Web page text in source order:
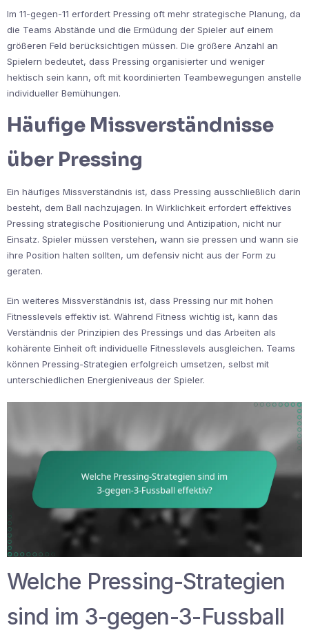
Im 11-gegen-11 erfordert Pressing oft mehr strategische Planung, da
die Teams Abstände und die Ermüdung der Spieler auf einem
größeren Feld berücksichtigen müssen. Die größere Anzahl an
Spielern bedeutet, dass Pressing organisierter und weniger
hektisch sein kann, oft mit koordinierten Teambewegungen anstelle
individueller Bemühungen.
Häufige Missverständnisse
über Pressing
Ein häufiges Missverständnis ist, dass Pressing ausschließlich darin
besteht, dem Ball nachzujagen. In Wirklichkeit erfordert effektives
Pressing strategische Positionierung und Antizipation, nicht nur
Einsatz. Spieler müssen verstehen, wann sie pressen und wann sie
ihre Position halten sollten, um defensiv nicht aus der Form zu
geraten.
Ein weiteres Missverständnis ist, dass Pressing nur mit hohen
Fitnesslevels effektiv ist. Während Fitness wichtig ist, kann das
Verständnis der Prinzipien des Pressings und das Arbeiten als
kohärente Einheit oft individuelle Fitnesslevels ausgleichen. Teams
können Pressing-Strategien erfolgreich umsetzen, selbst mit
unterschiedlichen Energieniveaus der Spieler.
Welche Pressing-Strategien
sind im 3-gegen-3-Fussball